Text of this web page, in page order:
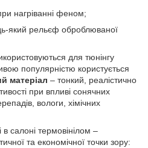
нагріванні феном;
який рельєф оброблюваної
для тюнінгу
популярністю користується
матеріал – тонкий, реалістично
при впливі сонячних
вологи, хімічних
в салоні термовінілом –
та економічної точки зору: